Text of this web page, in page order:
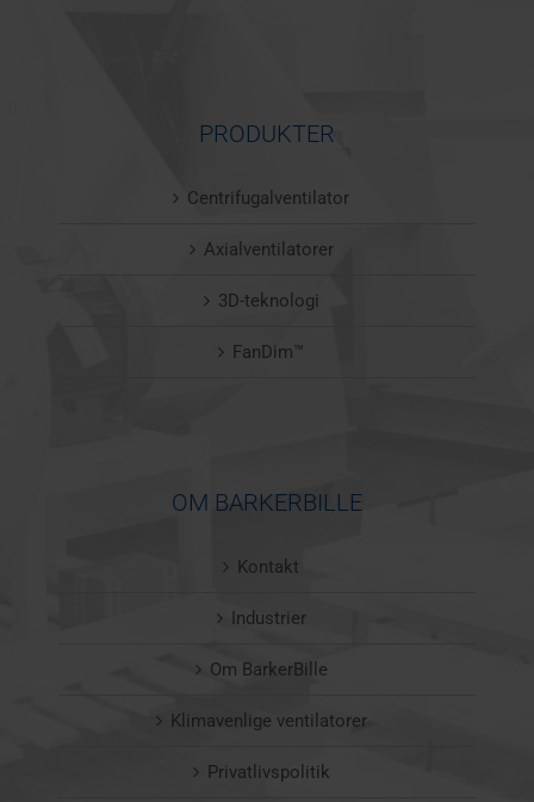
PRODUKTER
Centrifugalventilator
Axialventilatorer
3D-teknologi
FanDim™
OM BARKERBILLE
Kontakt
Industrier
Om BarkerBille
Klimavenlige ventilatorer
Privatlivspolitik